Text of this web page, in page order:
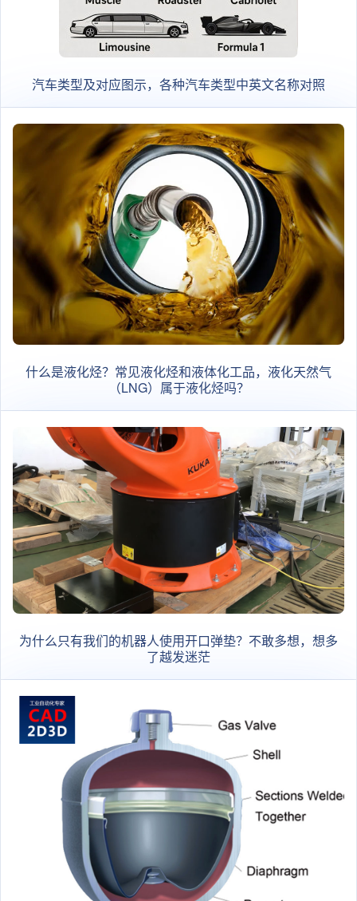
汽车类型及对应图示，各种汽车类型中英文名称对照
什么是液化烃？常见液化烃和液体化工品，液化天然气
（LNG）属于液化烃吗？
为什么只有我们的机器人使用开口弹垫？不敢多想，想多
了越发迷茫